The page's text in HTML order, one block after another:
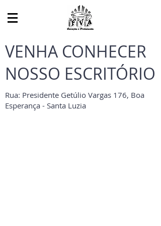
VENHA CONHECER
NOSSO ESCRITÓRIO
Rua: Presidente Getúlio Vargas 176, Boa
Esperança - Santa Luzia